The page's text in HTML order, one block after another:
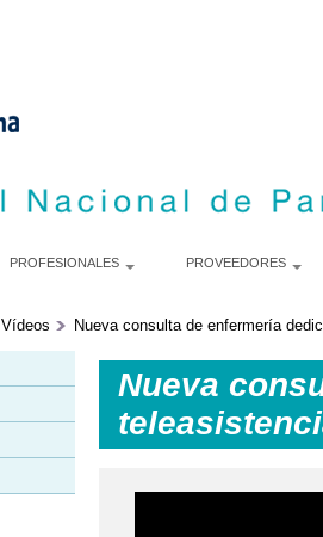
PROFESIONALES PROVEEDORES
Vídeos Nueva consulta de enfermería
Nueva